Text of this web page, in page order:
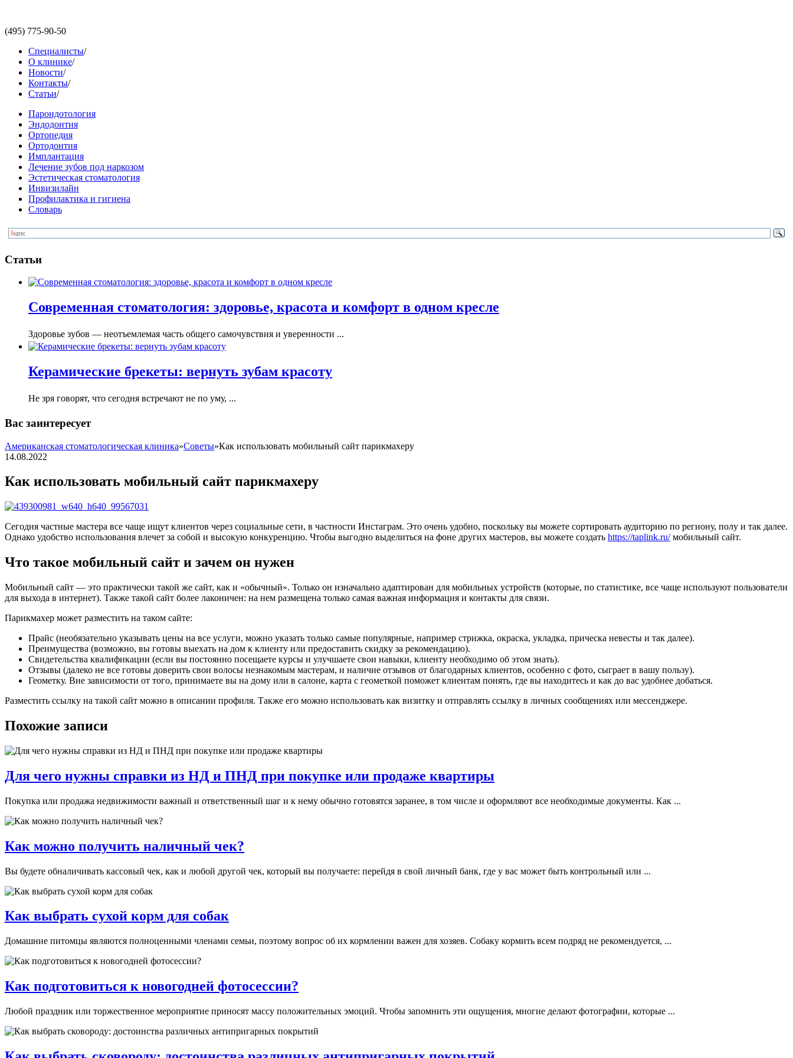
(495) 775-90-50
Специалисты/
О клинике/
Новости/
Контакты/
Статьи/
Парондотология
Эндодонтия
Ортопедия
Ортодонтия
Имплантация
Лечение зубов под наркозом
Эстетическая стоматология
Инвизилайн
Профилактика и гигиена
Словарь
Статьи
Современная стоматология: здоровье, красота и комфорт в одном кресле
Здоровье зубов — неотъемлемая часть общего самочувствия и уверенности ...
Керамические брекеты: вернуть зубам красоту
Не зря говорят, что сегодня встречают не по уму, ...
Вас заинтересует
Американская стоматологическая клиника»Советы»Как использовать мобильный сайт парикмахеру
14.08.2022
Как использовать мобильный сайт парикмахеру
Сегодня частные мастера все чаще ищут клиентов через социальные сети, в частности Инстаграм. Это очень удобно, поскольку вы можете сортировать аудиторию по региону, полу и так далее.
Однако удобство использования влечет за собой и высокую конкуренцию. Чтобы выгодно выделиться на фоне других мастеров, вы можете создать https://taplink.ru/мобильный сайт.
Что такое мобильный сайт и зачем он нужен
Мобильный сайт — это практически такой же сайт, как и «обычный». Только он изначально адаптирован для мобильных устройств (которые, по статистике, все чаще используют пользователи
для выхода в интернет). Также такой сайт более лаконичен: на нем размещена только самая важная информация и контакты для связи.
Парикмахер может разместить на таком сайте:
Прайс (необязательно указывать цены на все услуги, можно указать только самые популярные, например стрижка, окраска, укладка, прическа невесты и так далее).
Преимущества (возможно, вы готовы выехать на дом к клиенту или предоставить скидку за рекомендацию).
Свидетельства квалификации (если вы постоянно посещаете курсы и улучшаете свои навыки, клиенту необходимо об этом знать).
Отзывы (далеко не все готовы доверить свои волосы незнакомым мастерам, и наличие отзывов от благодарных клиентов, особенно с фото, сыграет в вашу пользу).
Геометку. Вне зависимости от того, принимаете вы на дому или в салоне, карта с геометкой поможет клиентам понять, где вы находитесь и как до вас удобнее добаться.
Разместить ссылку на такой сайт можно в описании профиля. Также его можно использовать как визитку и отправлять ссылку в личных сообщениях или мессенджере.
Похожие записи
Для чего нужны справки из НД и ПНД при покупке или продаже квартиры
Покупка или продажа недвижимости важный и ответственный шаг и к нему обычно готовятся заранее, в том числе и оформляют все необходимые документы. Как ...
Как можно получить наличный чек?
Вы будете обналичивать кассовый чек, как и любой другой чек, который вы получаете: перейдя в свой личный банк, где у вас может быть контрольный или ...
Как выбрать сухой корм для собак
Домашние питомцы являются полноценными членами семьи, поэтому вопрос об их кормлении важен для хозяев. Собаку кормить всем подряд не рекомендуется, ...
Как подготовиться к новогодней фотосессии?
Любой праздник или торжественное мероприятие приносят массу положительных эмоций. Чтобы запомнить эти ощущения, многие делают фотографии, которые ...